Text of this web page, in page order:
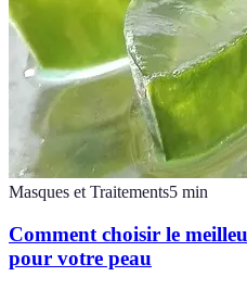
Masques et Traitements5 min
Comment choisir le
pour votre peau